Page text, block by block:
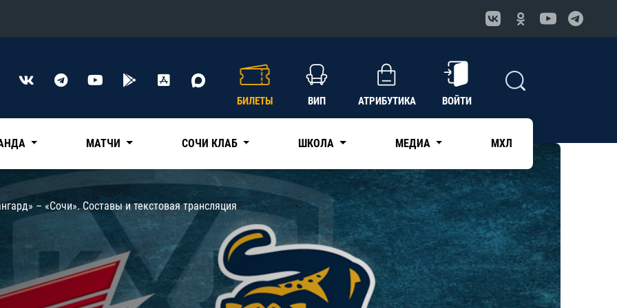
Конференция «Восток»
Нефтехимик
Трактор
Дивизион Чернышева
Авангард
Адмирал
КХЛ
БИЛЕТЫ ВИП АТРИБУТИКА ВОЙТИ
МАТЧИ СОЧИ КЛАБ ШКОЛА МЕДИА МХЛ
– «Сочи». Составы и текстовая трансляция